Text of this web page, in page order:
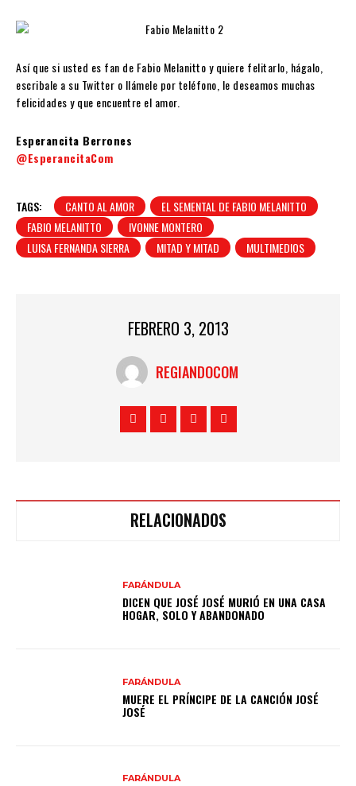
Así que si usted es fan de Fabio Melanitto y quiere felitarlo, hágalo,
escribale a su Twitter o llámele por teléfono, le deseamos muchas
felicidades y que encuentre el amor.
Esperancita Berrones
@EsperancitaCom
TAGS: CANTO AL AMOR
EL SEMENTAL DE FABIO MELANITTO
FABIO MELANITTO
IVONNE MONTERO
LUISA FERNANDA SIERRA
MITAD Y MITAD MULTIMEDIOS
FEBRERO 3, 2013
REGIANDOCOM
RELACIONADOS
FARÁNDULA
DICEN QUE JOSÉ JOSÉ MURIÓ EN UNA CASA
HOGAR, SOLO Y ABANDONADO
FARÁNDULA
MUERE EL PRÍNCIPE DE LA CANCIÓN JOSÉ
JOSÉ
FARÁNDULA